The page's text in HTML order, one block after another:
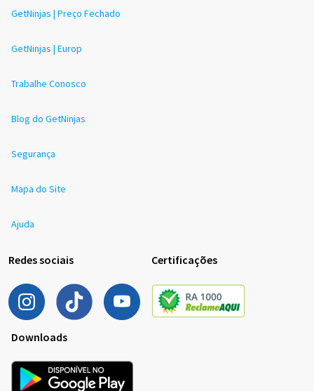
GetNinjas | Preço Fechado
GetNinjas | Europ
Trabalhe Conosco
Blog do GetNinjas
Segurança
Mapa do Site
Ajuda
Redes sociais Certificações
Downloads